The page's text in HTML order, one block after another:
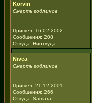
Korvin
Смерть гоблинов
Пришел: 16.02.2002
Сообщения: 208
Откуда: Ниоткуда
Nivea
Смерть гоблинов
Пришел: 21.12.2001
Сообщения: 266
Откуда: Samara